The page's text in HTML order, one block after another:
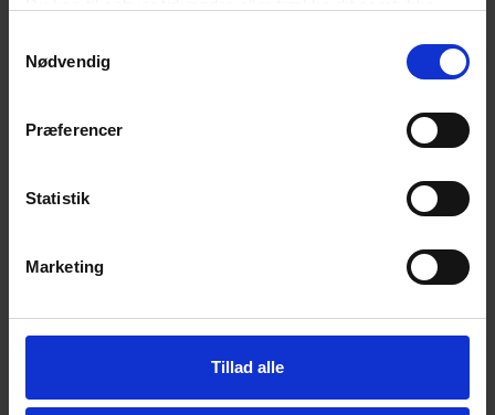
hjørne på websitet.
Nødvendig
Præferencer
Statistik
Marketing
Tillad alle
end nogensinde før på et halvt år
produktpas nemmere at bruge i praksis: Se
Overvejer du at bruge mobilen som
betalingsterminal? Her er, hvad du skal være